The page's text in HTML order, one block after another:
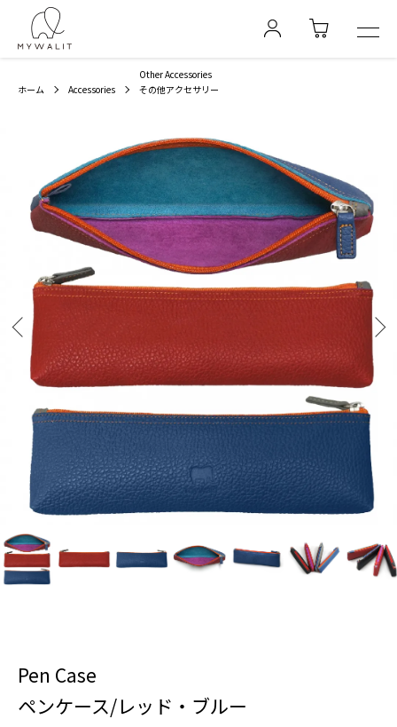
ホーム Accessories
Other Accessories
その他アクセサリー
Pen Case
ペンケース/レッド・ブルー